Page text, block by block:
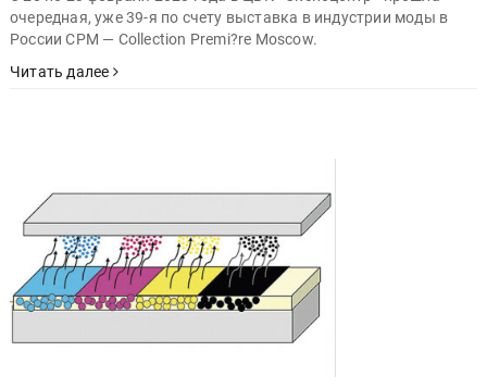
очередная, уже 39-я по счету выставка в индустрии моды в
России CPM — Collection Premi?re Moscow.
Читать далее